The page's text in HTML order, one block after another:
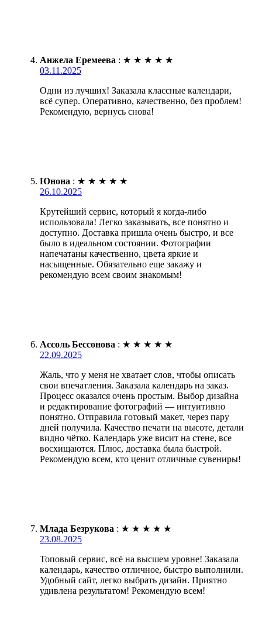
Анжела Еремеева : ★ ★ ★ ★ ★
03.11.2025
Одни из лучших! Заказала классные календари,
всё супер. Оперативно, качественно, без проблем!
Рекомендую, вернусь снова!
Юнона : ★ ★ ★ ★ ★
26.10.2025
Крутейший сервис, который я когда-либо
использовала! Легко заказывать, все понятно и
доступно. Доставка пришла очень быстро, и все
было в идеальном состоянии. Фотографии
напечатаны качественно, цвета яркие и
насыщенные. Обязательно еще закажу и
рекомендую всем своим знакомым!
Ассоль Бессонова : ★ ★ ★ ★ ★
22.09.2025
Жаль, что у меня не хватает слов, чтобы описать
свои впечатления. Заказала календарь на заказ.
Процесс оказался очень простым. Выбор дизайна
и редактирование фотографий — интуитивно
понятно. Отправила готовый макет, через пару
дней получила. Качество печати на высоте, детали
видно чётко. Календарь уже висит на стене, все
восхищаются. Плюс, доставка была быстрой.
Рекомендую всем, кто ценит отличные сувениры!
Млада Безрукова : ★ ★ ★ ★ ★
23.08.2025
Топовый сервис, всё на высшем уровне! Заказала
календарь, качество отличное, быстро выполнили.
Удобный сайт, легко выбрать дизайн. Приятно
удивлена результатом! Рекомендую всем!